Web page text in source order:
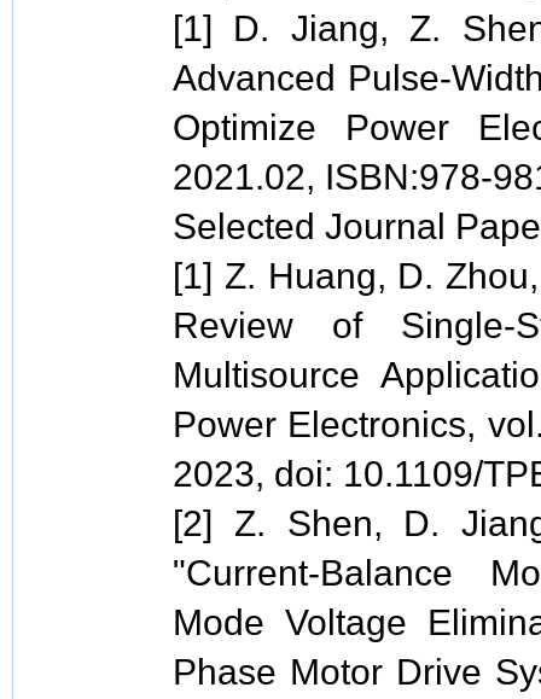
[1] D. Jiang, Z.
Advanced Pulse-
Optimize Power
2021.02, ISBN:978-
Selected Journal
[1] Z. Huang, D.
Review of Single-
Multisource
Power Electronics,
2023, doi: 10.1109/
[2] Z. Shen, D.
"Current-Balance
Mode Voltage
Phase Motor Drive